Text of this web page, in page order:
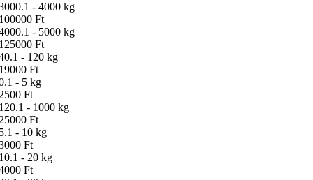
- 4000 kg
Ft
- 5000 kg
Ft
- 120 kg
Ft
- 5 kg
Ft
- 1000 kg
Ft
- 10 kg
Ft
- 20 kg
Ft